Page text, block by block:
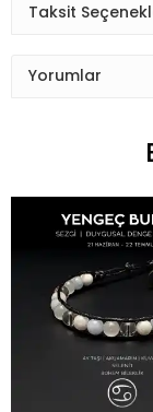
Taksit
Yorumlar